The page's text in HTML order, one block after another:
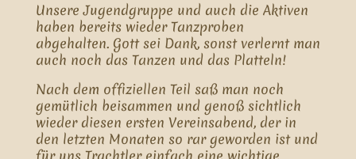
Unsere Jugendgruppe und auch die Aktiven
haben bereits wieder Tanzproben
abgehalten. Gott sei Dank, sonst verlernt man
auch noch das Tanzen und das Platteln!
Nach dem offiziellen Teil saß man noch
gemütlich beisammen und genoß sichtlich
wieder diesen ersten Vereinsabend, der in
den letzten Monaten so rar geworden ist und